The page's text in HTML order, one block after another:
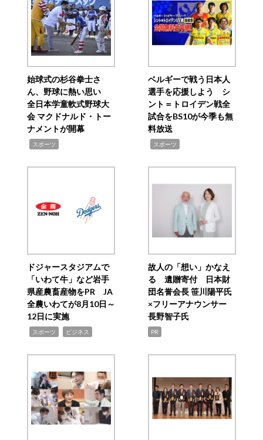
始球式の杉谷拳士さ
ん、野球に熱い思い
全日本学童軟式野球大
会 マクドナルド・トー
ナメントが開幕
スポーツ
ベルギーで戦う日本人
選手を応援しよう シ
ント＝トロイデン戦全
試合をBS10が今季も無
料放送
スポーツ
ドジャースタジアムで
「いわて牛」など岩手
県産農畜産物をPR JA
全農いわてが8月10日～
12日に実施
スポーツ ビジネス
故人の「想い」かなえ
る 遺贈寄付 日本財
団名誉会長 笹川陽平氏
×フリーアナウンサー
長野智子氏
PR